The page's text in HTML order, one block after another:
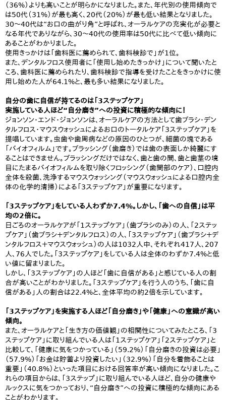
（36%）よりも高いことが明らかになりました。また、年代別の使用傾向で
は50代（31%）が最も高く、20代（20%）が最も低い結果となりました。
30～40代は“お口の曲がり角”と呼ばれ、オーラルケアの充実化が必要と
なる年代でありながら、30～40代の使用率は50代に比べて低い傾向に
あることがわかりました。
使用きっかけは「歯科医に薦められて、歯科検診で」が1位。
また、デンタルフロス使用者に「使用し始めたきっかけ」について聞いたと
ころ、歯科医に薦められたり、歯科検診で指導を受けたことをきっかけに使
用し始めた人が64.1%と、最も多い結果になりました。
自分の歯に自信が持てるのは「3ステップケア」
実施している人ほど“自分磨き”への投資に積極的な傾向に！
ジョンソン・エンド・ジョンソンは、オーラルケアの方法として歯ブラシ・デン
タルフロス・マウスウォッシュによるお口のトータルケア「3ステップケア」を
提唱しています。虫歯や歯周病などの原因のひとつが、細菌の塊である
「バイオフィルム」です。ブラッシング（歯磨き）では歯の表面しか綺麗にす
ることはできません。ブラッシングだけではなく、歯と歯の間、歯と歯茎の境
目にたまるバイオフィルムを取り除くフロッシング（歯間部のケア）、口腔内
全体を殺菌、洗浄するマウスウォッシング（マウスウォッシュによる口腔内全
体の化学的清掃）による「3ステップケア」が重要になります。
「3ステップケア」をしている人わずか7.4%。しかし、「歯への自信」は平
均の2倍に。
日ごろのオーラルケアが「1ステップケア」（歯ブラシのみ）の人、「2ステッ
プケア」（歯ブラシ＋デンタルフロス）の人、「3ステップケア」（歯ブラシ＋デ
ンタルフロス＋マウスウォッシュ）の人は1032人中、それぞれ417人、207
人、76人でした。「3ステップケア」をしている人は全体のわずか7.4%と低
い値に留まりました。
しかし、「3ステップケア」の人ほど「歯に自信がある」と感じている人の割
合が高いことがわかりました。「3ステップケア」を行う人のうち、「歯に自
信がある」人の割合は22.4%と、全体平均の約2倍を示しています。
「3ステップケア」を実施する人ほど「自分磨き」や「健康」への意識が高い
傾向。
また、オーラルケアと「生き方の価値観」の相関性についてみたところ、「3
ステップケア」に取り組んでいる人は「1ステップケア」「2ステップケア」と
比較して、「健康に気をつかっている」（59.2%）「自分磨きの投資は必要」
（57.9%）「お金は貯蓄より投資したい」（32.9%）「自分を着飾ることは
重要」（40.8%）といった項目における回答率が高い傾向になりました。こ
れらの項目からは、「3ステップ」に取り組んでいる人ほど、自分の健康や
ルックスに気をつかっており、“自分磨き”への投資に積極的な傾向にある
ことがわかります。